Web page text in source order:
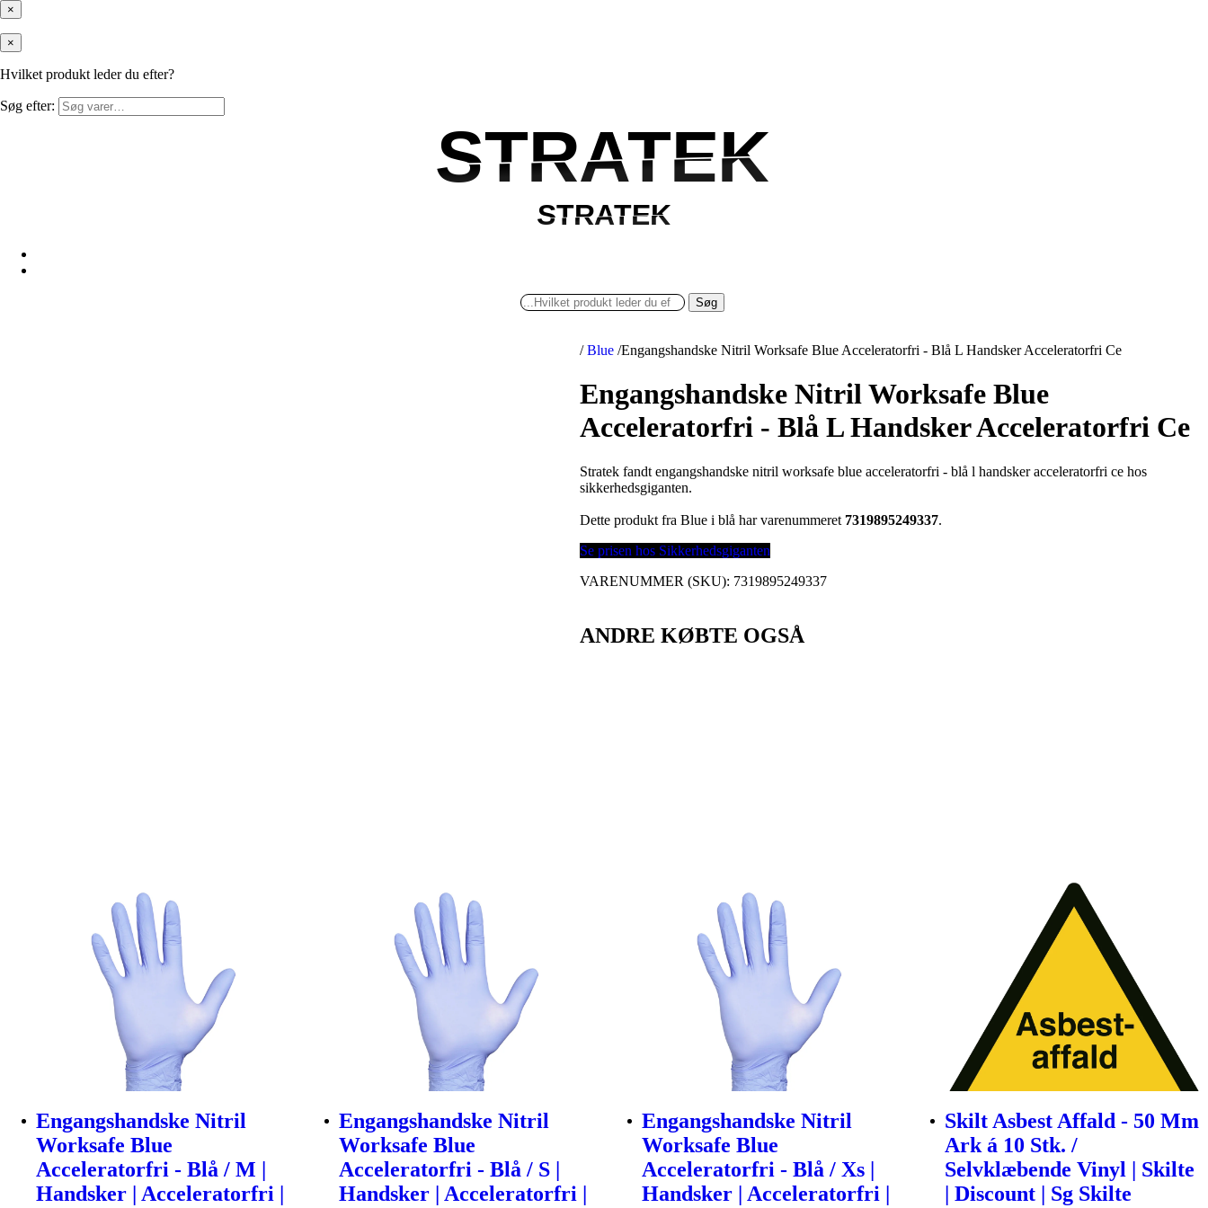
×
×
Hvilket produkt leder du efter?
Søg efter:
STRATEK
STRATEK
STRATEK
STRATEK
Søg
/ Blue /Engangshandske Nitril Worksafe Blue Acceleratorfri - Blå L Handsker Acceleratorfri Ce
Engangshandske Nitril Worksafe Blue
Acceleratorfri - Blå L Handsker Acceleratorfri Ce
Stratek fandt engangshandske nitril worksafe blue acceleratorfri - blå l handsker acceleratorfri ce hos
sikkerhedsgiganten.
Dette produkt fra Blue i blå har varenummeret 7319895249337.
Se prisen hos Sikkerhedsgiganten
VARENUMMER (SKU): 7319895249337
ANDRE KØBTE OGSÅ
Engangshandske Nitril
Worksafe Blue
Acceleratorfri - Blå / M |
Handsker | Acceleratorfri |
Engangshandske Nitril
Worksafe Blue
Acceleratorfri - Blå / S |
Handsker | Acceleratorfri |
Engangshandske Nitril
Worksafe Blue
Acceleratorfri - Blå / Xs |
Handsker | Acceleratorfri |
Skilt Asbest Affald - 50 Mm
Ark á 10 Stk. /
Selvklæbende Vinyl | Skilte
| Discount | Sg Skilte